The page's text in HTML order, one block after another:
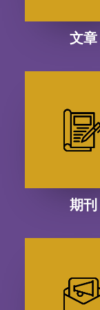
文章
期刊